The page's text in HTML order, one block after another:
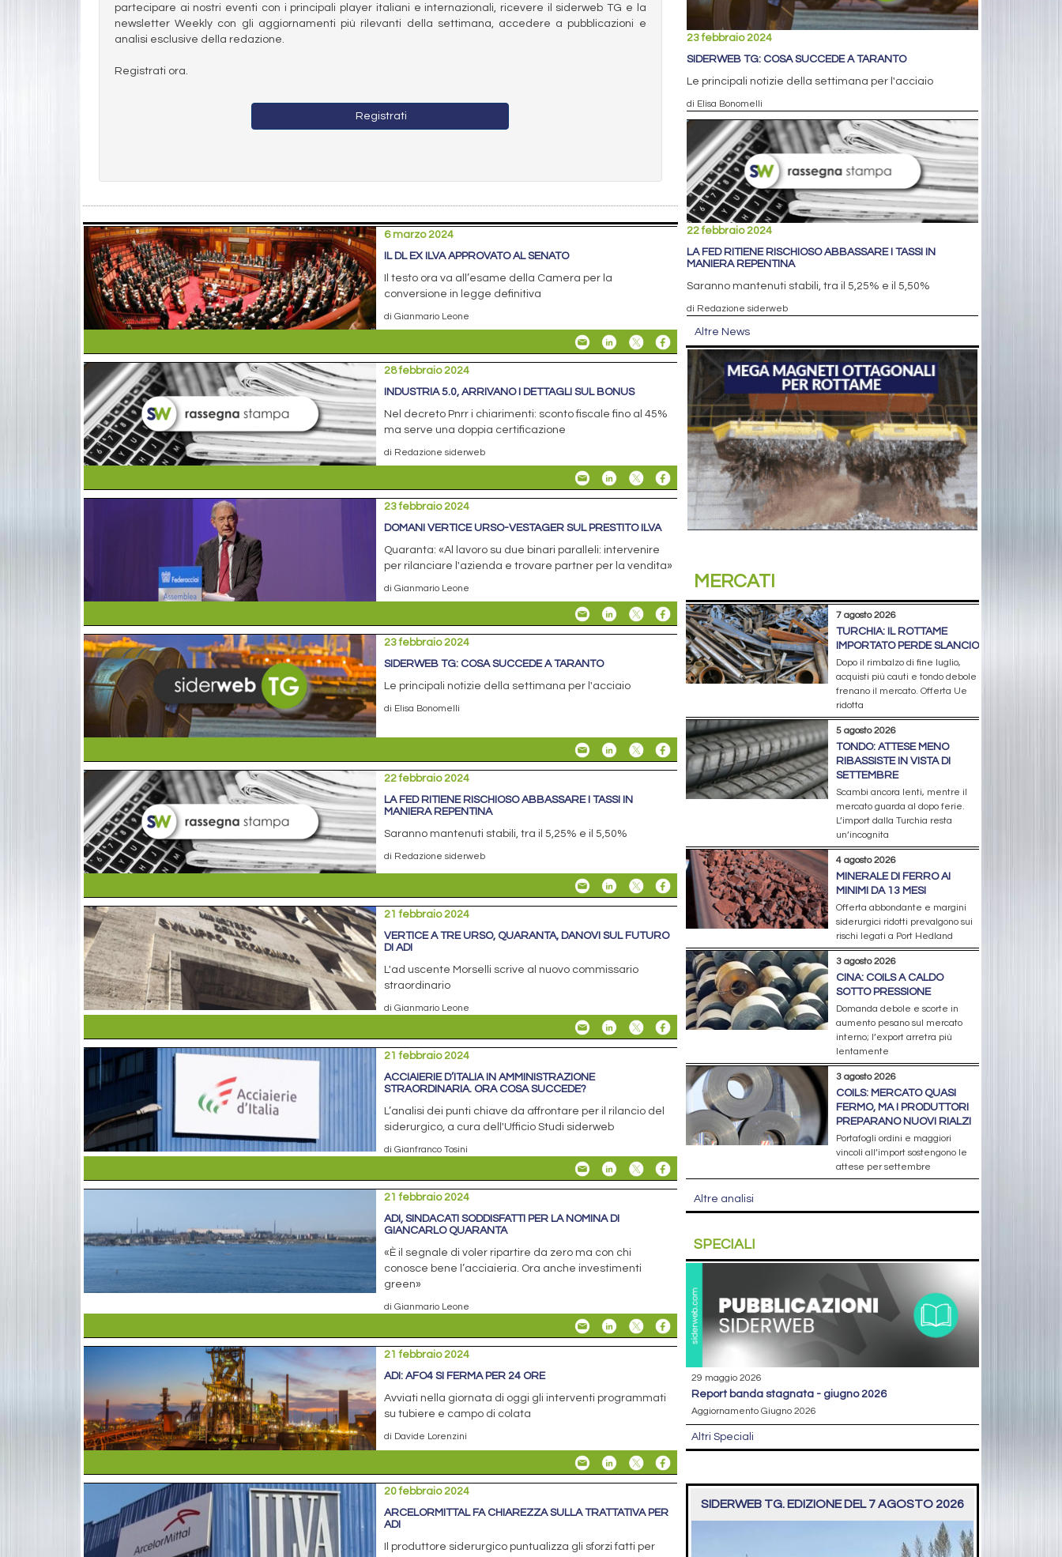
partecipare ai nostri eventi con i principali player italiani e internazionali, ricevere il siderweb TG e la
newsletter Weekly con gli aggiornamenti più rilevanti della settimana, accedere a pubblicazioni e
analisi esclusive della redazione.
Registrati ora.
Registrati
6 marzo 2024
IL DL EX ILVA APPROVATO AL SENATO
Il testo ora va all’esame della Camera per la
conversione in legge definitiva
di Gianmario Leone
28 febbraio 2024
INDUSTRIA 5.0, ARRIVANO I DETTAGLI SUL BONUS
Nel decreto Pnrr i chiarimenti: sconto fiscale fino al 45%
ma serve una doppia certificazione
di Redazione siderweb
23 febbraio 2024
DOMANI VERTICE URSO-VESTAGER SUL PRESTITO ILVA
Quaranta: «Al lavoro su due binari paralleli: intervenire
per rilanciare l'azienda e trovare partner per la vendita»
di Gianmario Leone
23 febbraio 2024
SIDERWEB TG: COSA SUCCEDE A TARANTO
Le principali notizie della settimana per l'acciaio
di Elisa Bonomelli
22 febbraio 2024
LA FED RITIENE RISCHIOSO ABBASSARE I TASSI IN
MANIERA REPENTINA
Saranno mantenuti stabili, tra il 5,25% e il 5,50%
di Redazione siderweb
21 febbraio 2024
VERTICE A TRE URSO, QUARANTA, DANOVI SUL FUTURO
DI ADI
L'ad uscente Morselli scrive al nuovo commissario
straordinario
di Gianmario Leone
21 febbraio 2024
ACCIAIERIE D’ITALIA IN AMMINISTRAZIONE
STRAORDINARIA. ORA COSA SUCCEDE?
L’analisi dei punti chiave da affrontare per il rilancio del
siderurgico, a cura dell'Ufficio Studi siderweb
di Gianfranco Tosini
21 febbraio 2024
ADI, SINDACATI SODDISFATTI PER LA NOMINA DI
GIANCARLO QUARANTA
«È il segnale di voler ripartire da zero ma con chi
conosce bene l’acciaieria. Ora anche investimenti
green»
di Gianmario Leone
21 febbraio 2024
ADI: AFO4 SI FERMA PER 24 ORE
Avviati nella giornata di oggi gli interventi programmati
su tubiere e campo di colata
di Davide Lorenzini
20 febbraio 2024
ARCELORMITTAL FA CHIAREZZA SULLA TRATTATIVA PER
ADI
Il produttore siderurgico puntualizza gli sforzi fatti per
23 febbraio 2024
SIDERWEB TG: COSA SUCCEDE A TARANTO
Le principali notizie della settimana per l'acciaio
di Elisa Bonomelli
22 febbraio 2024
LA FED RITIENE RISCHIOSO ABBASSARE I TASSI IN
MANIERA REPENTINA
Saranno mantenuti stabili, tra il 5,25% e il 5,50%
di Redazione siderweb
Altre News
MERCATI
7 agosto 2026
TURCHIA: IL ROTTAME
IMPORTATO PERDE SLANCIO
Dopo il rimbalzo di fine luglio,
acquisti più cauti e tondo debole
frenano il mercato. Offerta Ue
ridotta
5 agosto 2026
TONDO: ATTESE MENO
RIBASSISTE IN VISTA DI
SETTEMBRE
Scambi ancora lenti, mentre il
mercato guarda al dopo ferie.
L’import dalla Turchia resta
un’incognita
4 agosto 2026
MINERALE DI FERRO AI
MINIMI DA 13 MESI
Offerta abbondante e margini
siderurgici ridotti prevalgono sui
rischi legati a Port Hedland
3 agosto 2026
CINA: COILS A CALDO
SOTTO PRESSIONE
Domanda debole e scorte in
aumento pesano sul mercato
interno; l’export arretra più
lentamente
3 agosto 2026
COILS: MERCATO QUASI
FERMO, MA I PRODUTTORI
PREPARANO NUOVI RIALZI
Portafogli ordini e maggiori
vincoli all’import sostengono le
attese per settembre
Altre analisi
SPECIALI
29 maggio 2026
report banda stagnata - giugno 2026
Aggiornamento Giugno 2026
Altri Speciali
SIDERWEB TG. EDIZIONE DEL 7 AGOSTO 2026